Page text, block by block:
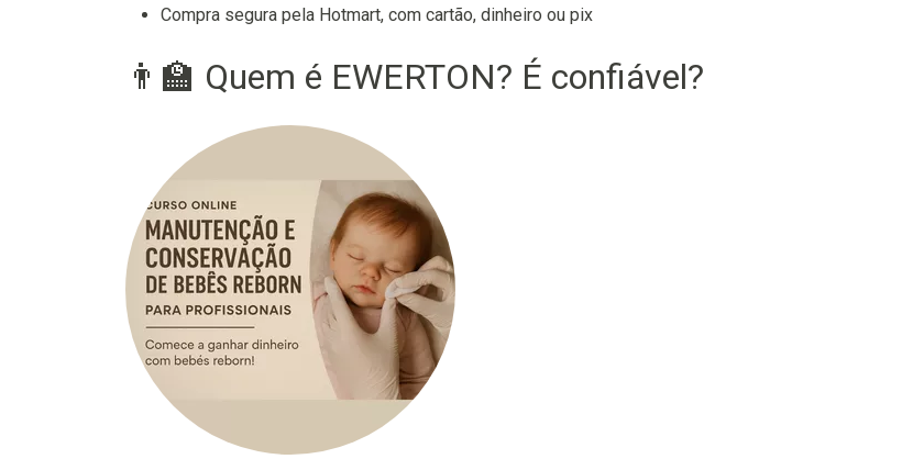
Compra segura pela Hotmart, com cartão, dinheiro ou pix
👨‍🏫 Quem é EWERTON? É confiável?